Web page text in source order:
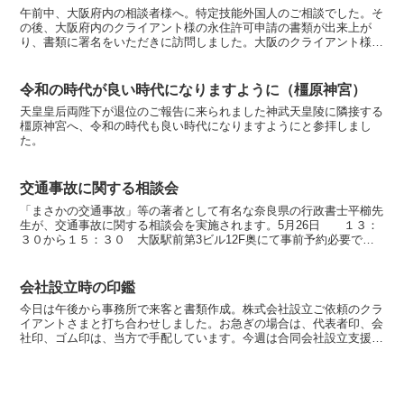
午前中、大阪府内の相談者様へ。特定技能外国人のご相談でした。そ
の後、大阪府内のクライアント様の永住許可申請の書類が出来上が
り、書類に署名をいただきに訪問しました。大阪のクライアント様が
令和の時代が良い時代になりますように（橿原神宮）
天皇皇后両陛下が退位のご報告に来られました神武天皇陵に隣接する
橿原神宮へ、令和の時代も良い時代になりますようにと参拝しまし
た。
交通事故に関する相談会
「まさかの交通事故」等の著者として有名な奈良県の行政書士平櫛先
生が、交通事故に関する相談会を実施されます。5月26日 １３：
３０から１５：３０ 大阪駅前第3ビル12F奥にて事前予約必要で
会社設立時の印鑑
今日は午後から事務所で来客と書類作成。株式会社設立ご依頼のクラ
イアントさまと打ち合わせしました。お急ぎの場合は、代表者印、会
社印、ゴム印は、当方で手配しています。今週は合同会社設立支援業